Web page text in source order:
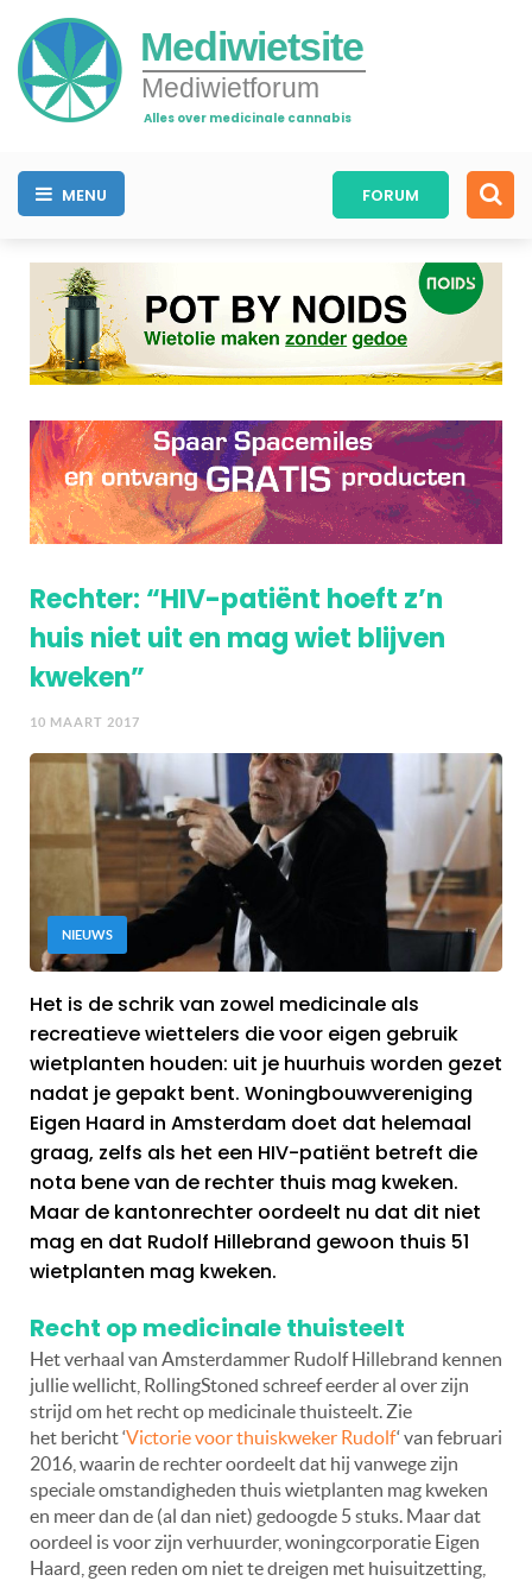
Mediwietsite
Mediwietforum
Alles over medicinale cannabis
MENU FORUM
Rechter: “HIV-patiënt hoeft z’n
huis niet uit en mag wiet blijven
kweken”
10 MAART 2017
NIEUWS
Het is de schrik van zowel medicinale als
recreatieve wiettelers die voor eigen gebruik
wietplanten houden: uit je huurhuis worden gezet
nadat je gepakt bent. Woningbouwvereniging
Eigen Haard in Amsterdam doet dat helemaal
graag, zelfs als het een HIV-patiënt betreft die
nota bene van de rechter thuis mag kweken.
Maar de kantonrechter oordeelt nu dat dit niet
mag en dat Rudolf Hillebrand gewoon thuis 51
wietplanten mag kweken.
Recht op medicinale thuisteelt
Het verhaal van Amsterdammer Rudolf Hillebrand kennen
jullie wellicht, RollingStoned schreef eerder al over zijn
strijd om het recht op medicinale thuisteelt. Zie
het bericht ‘Victorie voor thuiskweker Rudolf‘ van februari
2016, waarin de rechter oordeelt dat hij vanwege zijn
speciale omstandigheden thuis wietplanten mag kweken
en meer dan de (al dan niet) gedoogde 5 stuks. Maar dat
oordeel is voor zijn verhuurder, woningcorporatie Eigen
Haard, geen reden om niet te dreigen met huisuitzetting,